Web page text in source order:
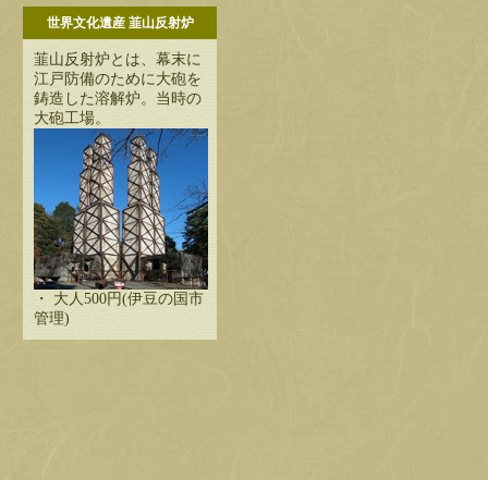
世界文化遺産 韮山反射炉
韮山反射炉とは、幕末に
江戸防備のために大砲を
鋳造した溶解炉。当時の
大砲工場。
・ 大人500円(伊豆の国市
管理)